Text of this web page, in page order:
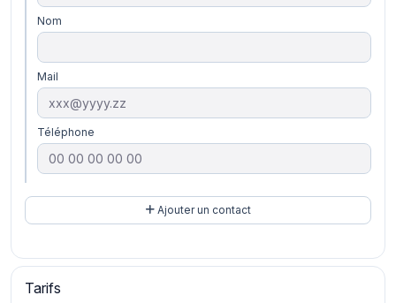
Nom
Mail
Téléphone
Ajouter un contact
Tarifs